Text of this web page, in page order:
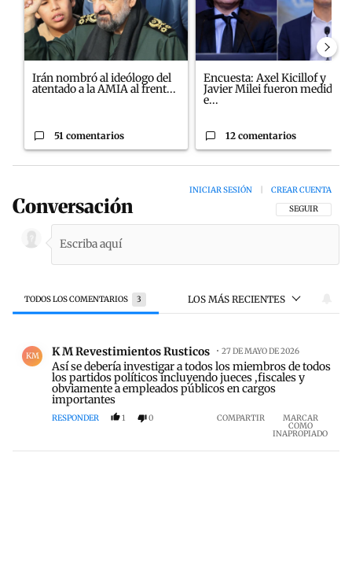
Irán nombró al ideólogo del
atentado a la AMIA al frent...
51 comentarios
Encuesta: Axel Kicillof y
Javier Milei fueron medidos
e...
12 comentarios
Conversación SIGA ESTA
SEGUIR
INICIAR SESIÓN CREAR CUENTA
TODOS LOS COMENTARIOS 3 LOS MÁS RECIENTES
Todos los comentarios
KM K M Revestimientos Rusticos 27 DE MAYO DE 2026
Así se debería investigar a todos los miembros de todos
los partidos políticos incluyendo jueces ,fiscales y
obviamente a empleados públicos en cargos
importantes
RESPONDER 1 0 COMPARTIR MARCAR
COMO
INAPROPIADO